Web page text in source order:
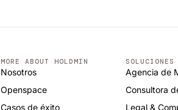
MORE ABOUT HOLDMIN
Nosotros
Openspace
Casos de éxito
SOLUCIONES
Agencia de
Consultora
Legal &